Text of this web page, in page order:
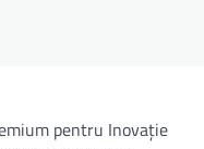
pentru Inovație